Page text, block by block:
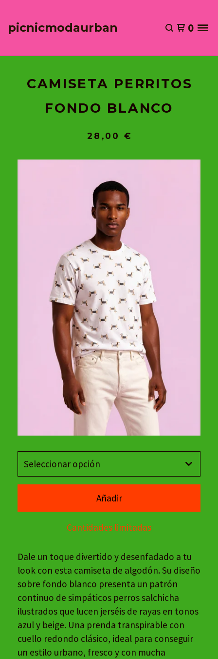
picnicmodaurban 0
CAMISETA PERRITOS
FONDO BLANCO
28,00€
Añadir
Cantidades limitadas
Dale un toque divertido y desenfadado a tu
look con esta camiseta de algodón. Su diseño
sobre fondo blanco presenta un patrón
continuo de simpáticos perros salchicha
ilustrados que lucen jerséis de rayas en tonos
azul y beige. Una prenda transpirable con
cuello redondo clásico, ideal para conseguir
un estilo urbano, fresco y con mucha